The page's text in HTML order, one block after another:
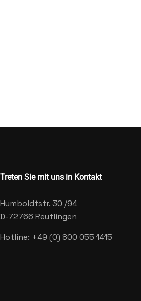
Treten Sie mit uns in Kontakt
Humboldtstr. 30 /94
D-72766 Reutlingen
Hotline: +49 (0) 800 055 1415